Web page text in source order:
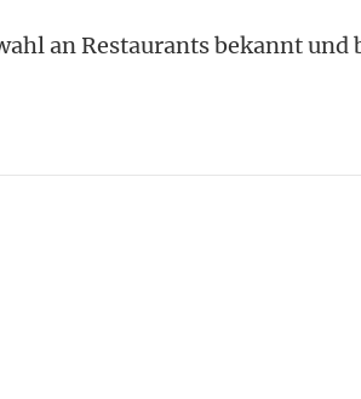
an Restaurants bekannt und